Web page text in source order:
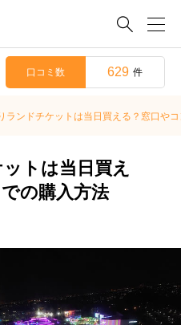

口コミ数 629 件
ランドチケットは当日買える？窓口や
トは当日買え
の購入方法